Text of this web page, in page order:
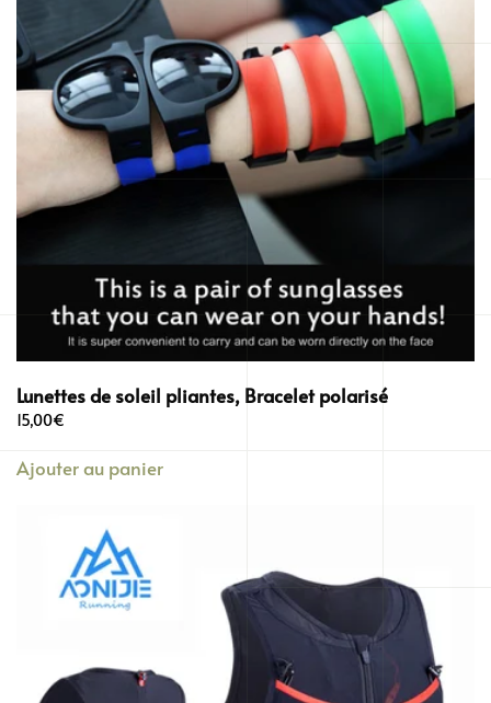
Lunettes de soleil pliantes, Bracelet polarisé
15,00€
Ajouter au panier